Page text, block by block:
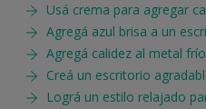
Usá crema para agregar
Agregá azul brisa a un
Agregá calidez al metal
Creá un escritorio
Lográ un estilo relajado